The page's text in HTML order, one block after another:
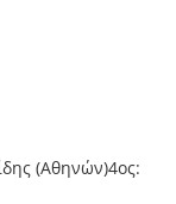
(Αθηνών)4ος: